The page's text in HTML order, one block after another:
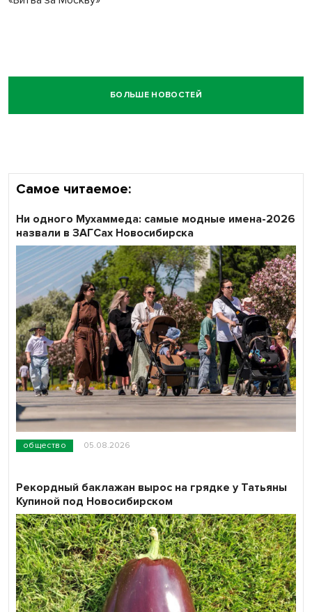
БОЛЬШЕ НОВОСТЕЙ
Самое читаемое:
общество 05.08.2026
Ни одного Мухаммеда: самые модные имена-2026
назвали в ЗАГСах Новосибирска
Рекордный баклажан вырос на грядке у Татьяны
Купиной под Новосибирском